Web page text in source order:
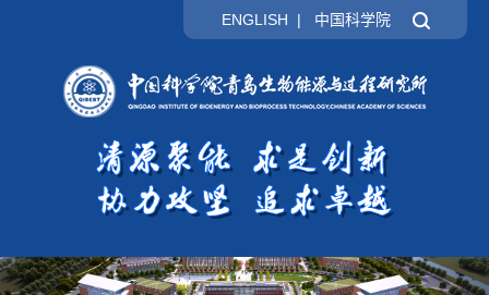
ENGLISH | 中国科学院